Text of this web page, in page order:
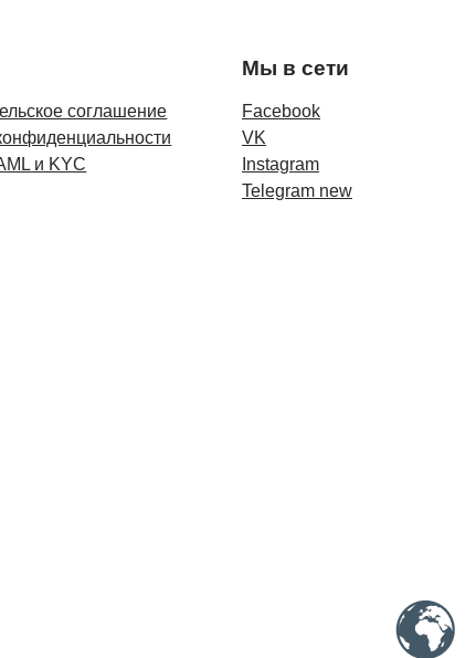
соглашение
и KYC
Мы в сети
Facebook
VK
Instagram
Telegram new